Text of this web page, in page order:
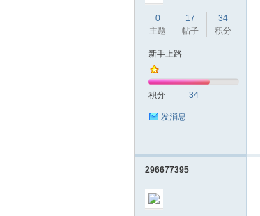
0
主题
17
帖子
34
积分
新手上路
积分 34
发消息
296677395